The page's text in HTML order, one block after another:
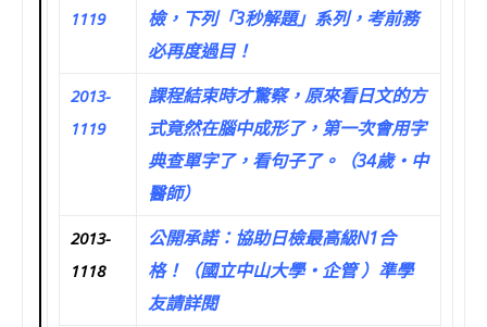
1119
檢，下列「3秒解題」系列，考前務
必再度過目！
2013-
1119
課程結束時才驚察，原來看日文的方
式竟然在腦中成形了，第一次會用字
典查單字了，看句子了。（34歲‧中
醫師）
2013-
1118
公開承諾：協助日檢最高級N1合
格！（國立中山大學‧企管 ）準學
友請詳閱